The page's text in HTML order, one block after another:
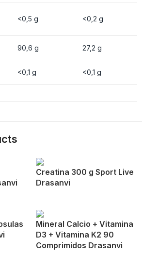
<0,5 g <0,2 g
90,6 g 27,2 g
<0,1 g <0,1 g
Creatina 300 g Sport Live
Drasanvi
Mineral Calcio + Vitamina
D3 + Vitamina K2 90
Comprimidos Drasanvi